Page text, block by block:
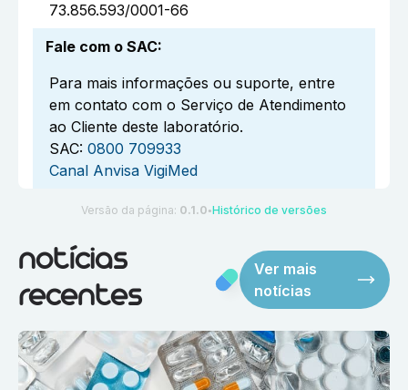
73.856.593/0001-66
Fale com o SAC:
Para mais informações ou suporte, entre
em contato com o Serviço de Atendimento
ao Cliente deste laboratório.
SAC: 0800 709933
Canal Anvisa VigiMed
Versão da página: 0.1.0 ●Histórico de versões
notícias
recentes
Ver mais
notícias